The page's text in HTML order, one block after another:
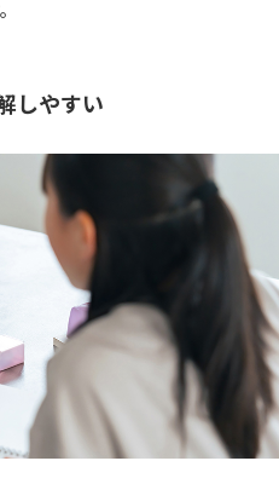
持する声かけのコツ
イルゼミ
とめ（幼児〜高校生への
しやすい